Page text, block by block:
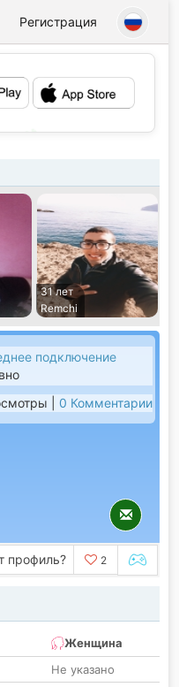
Регистрация
31 лет
Remchi
подключение
| 0 Комментарии
профиль? 2
Женщина
Не указано